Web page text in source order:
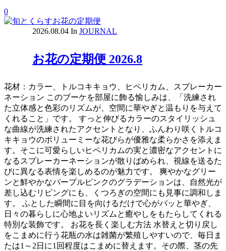
0
2026.08.04 In JOURNAL
お花の定期便 2026.8
花材：カラー、トルコキキョウ、ヒペリカム、スプレーカー
ネーション このブーケを部屋に飾る愉しみは、「洗練され
た立体感と色彩のリズムが、空間に華やぎと温もりを与えて
くれること」です。 すっと伸びるカラーのスタイリッシュ
な曲線が洗練されたアクセントとなり、ふんわり咲くトルコ
キキョウのボリューミーな花びらが優雅な柔らかさを添えま
す。そこに可愛らしいヒペリカムの実と濃密なアクセントに
なるスプレーカーネーションが散りばめられ、視線を送るた
びに異なる表情を楽しめるのが魅力です。 爽やかなグリー
ンと鮮やかなパープルピンクのグラデーションは、自然光が
差し込むリビングにも、くつろぎの空間にも見事に調和しま
す。 ふとした瞬間に目を向けるだけで心がパッと華やぎ、
日々の暮らしに心地よいリズムと癒やしをもたらしてくれる
特別な装飾です。 お花を長く楽しむ方法 水替えと切り戻し
をこまめに行う花瓶の水は雑菌が繁殖しやすいので、毎日ま
たは1～2日に1回程度はこまめに替えます。その際、茎の先